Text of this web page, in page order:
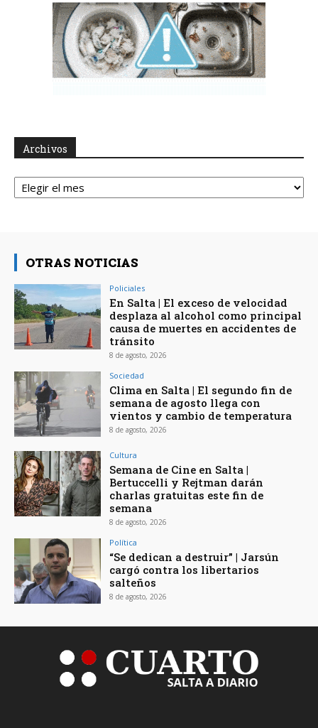
Archivos
Archivos
OTRAS NOTICIAS
Policiales
En Salta | El exceso de velocidad
desplaza al alcohol como principal
causa de muertes en accidentes de
tránsito
8 de agosto, 2026
Sociedad
Clima en Salta | El segundo fin de
semana de agosto llega con
vientos y cambio de temperatura
8 de agosto, 2026
Cultura
Semana de Cine en Salta |
Bertuccelli y Rejtman darán
charlas gratuitas este fin de
semana
8 de agosto, 2026
Política
“Se dedican a destruir” | Jarsún
cargó contra los libertarios
salteños
8 de agosto, 2026